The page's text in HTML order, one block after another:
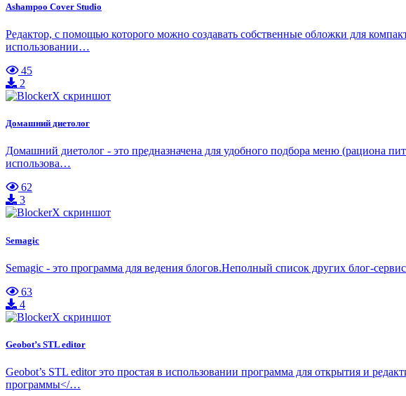
Ashampoo Cover Studio
Редактор, с помощью которого можно создавать собственные обложки для
использовании…
45
2
Домашний диетолог
Домашний диетолог - это предназначена для удобного подбора меню (рациона
использова…
62
3
Semagic
Semagic - это программа для ведения блогов.Неполный список других блог-
63
4
Geobot’s STL editor
Geobot’s STL editor это простая в использовании программа для открытия и
программы</…